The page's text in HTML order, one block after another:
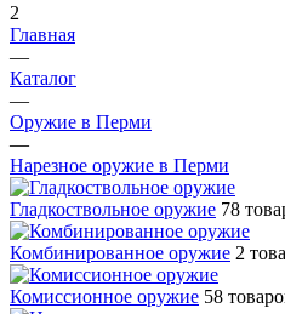
2
Главная
—
Каталог
—
Оружие в Перми
—
Нарезное оружие в Перми
Гладкоствольное оружие 78
Комбинированное оружие 2
Комиссионное оружие 58